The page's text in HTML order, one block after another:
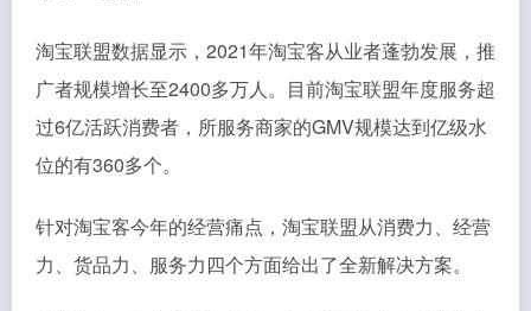
淘宝联盟数据显示，2021年淘宝客从业者蓬勃发展，推
广者规模增长至2400多万人。目前淘宝联盟年度服务超
过6亿活跃消费者，所服务商家的GMV规模达到亿级水
位的有360多个。
针对淘宝客今年的经营痛点，淘宝联盟从消费力、经营
力、货品力、服务力四个方面给出了全新解决方案。